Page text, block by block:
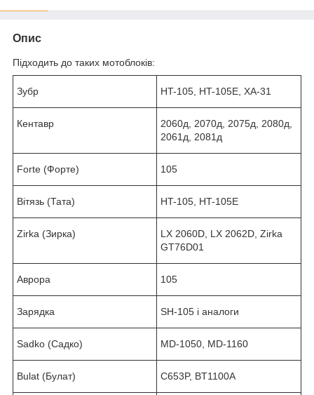
Опис
Підходить до таких мотоблоків:
Зубр HT-105, HT-105E, ХА-31
Кентавр
2060д, 2070д, 2075д, 2080д,
2061д, 2081д
Forte (Форте) 105
Вітязь (Тата) HT-105, HT-105E
Zirka (Зирка)
LX 2060D, LX 2062D, Zirka
GT76D01
Аврора 105
Зарядка SH-105 і аналоги
Sadko (Садко) MD-1050, MD-1160
Bulat (Булат) C653P, BT1100A